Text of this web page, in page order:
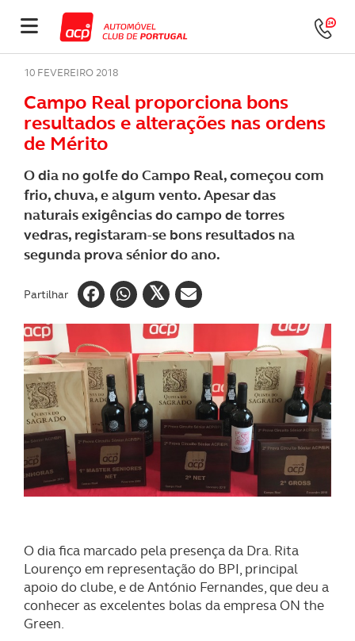
10 FEVEREIRO 2018
Campo Real proporciona bons
resultados e alterações nas ordens
de Mérito
O dia no golfe do Campo Real, começou com
frio, chuva, e algum vento. Apesar das
naturais exigências do campo de torres
vedras, registaram-se bons resultados na
segunda prova sénior do ano.
Partilhar
O dia fica marcado pela presença da Dra. Rita
Lourenço em representação do BPI, principal
apoio do clube, e de António Fernandes, que deu a
conhecer as excelentes bolas da empresa ON the
Green.